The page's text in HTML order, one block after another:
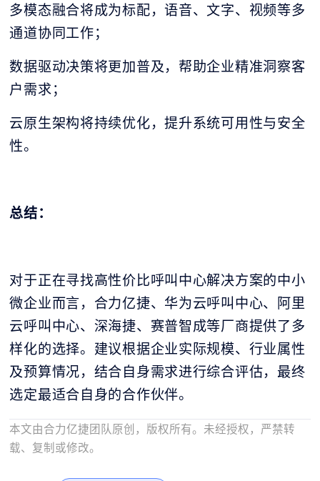
多模态融合将成为标配，语音、文字、视频等多
通道协同工作；
数据驱动决策将更加普及，帮助企业精准洞察客
户需求；
云原生架构将持续优化，提升系统可用性与安全
性。
总结：
对于正在寻找高性价比呼叫中心解决方案的中小
微企业而言，合力亿捷、华为云呼叫中心、阿里
云呼叫中心、深海捷、赛普智成等厂商提供了多
样化的选择。建议根据企业实际规模、行业属性
及预算情况，结合自身需求进行综合评估，最终
选定最适合自身的合作伙伴。
本文由合力亿捷团队原创，版权所有。未经授权，严禁转
载、复制或修改。